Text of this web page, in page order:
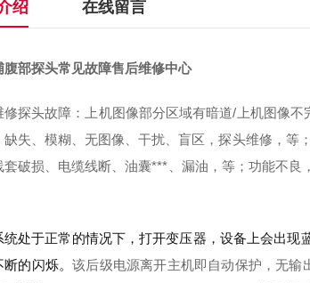
绍 在线留言
腹部探头常见故障售后维修中心
修探头故障：上机图像部分区域有暗道/上机图像
缺失、模糊、无图像、干扰、盲区，探头维修，等
套破损、电缆线断、油囊***、漏油，等；功能不
统处于正常的情况下，打开变压器，设备上会出
断的闪烁。该后级电源离开主机即自动保护，无输